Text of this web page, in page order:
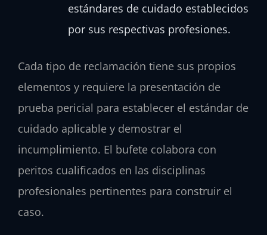
estándares de cuidado establecidos
por sus respectivas profesiones.
Cada tipo de reclamación tiene sus propios
elementos y requiere la presentación de
prueba pericial para establecer el estándar de
cuidado aplicable y demostrar el
incumplimiento. El bufete colabora con
peritos cualificados en las disciplinas
profesionales pertinentes para construir el
caso.